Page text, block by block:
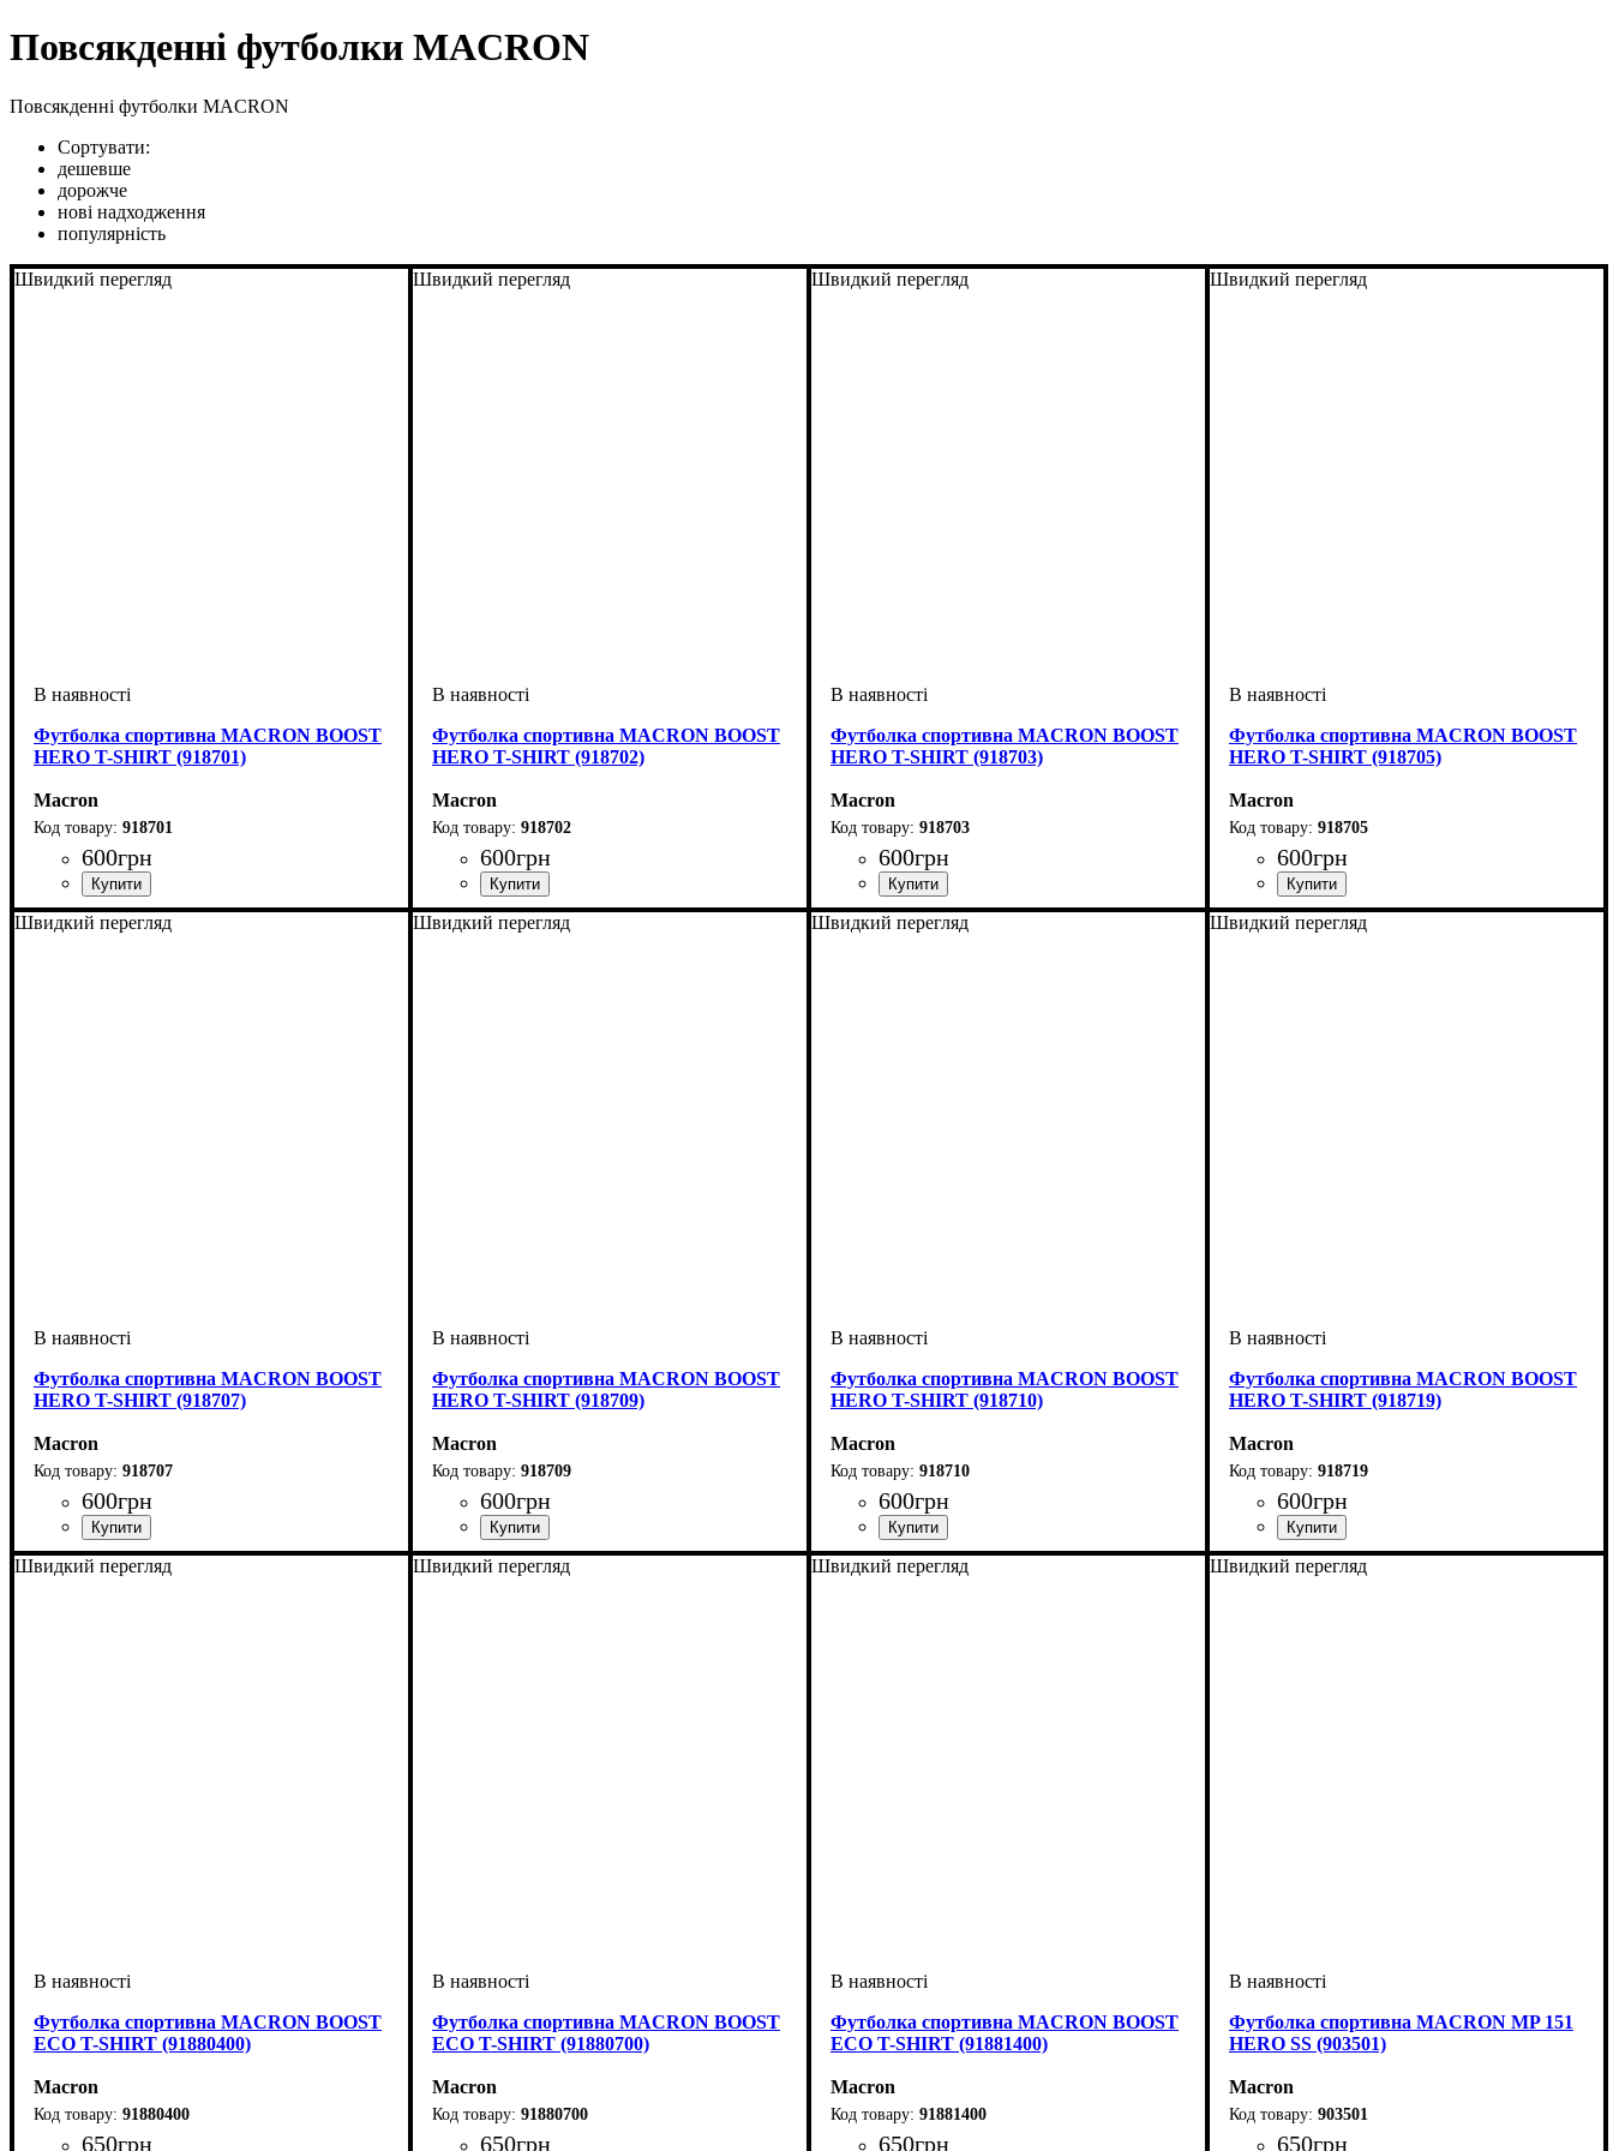
Повсякденні футболки MACRON
Повсякденні футболки MACRON
Сортувати:
дешевше
дорожче
нові надходження
популярність
Швидкий перегляд
Футболка спортивна MACRON BOOST
HERO T-SHIRT (918701)
Macron
918701
600грн
Стать: Дитяче, Унісекс, Чоловічий
Виробник: Macron
Колір: Білий
Швидкий перегляд
Футболка спортивна MACRON BOOST
HERO T-SHIRT (918702)
Macron
918702
600грн
Стать: Дитяче, Унісекс, Чоловічий
Виробник: Macron
Колір: Червоний
Швидкий перегляд
Футболка спортивна MACRON BOOST
HERO T-SHIRT (918703)
Macron
918703
600грн
Стать: Дитяче, Унісекс, Чоловічий
Виробник: Macron
Колір: Синій
Швидкий перегляд
Футболка спортивна MACRON BOOST
HERO T-SHIRT (918705)
Macron
918705
600грн
Стать: Дитяче, Унісекс, Чоловічий
Виробник: Macron
Колір: Жовтий
Швидкий перегляд
Футболка спортивна MACRON BOOST
HERO T-SHIRT (918707)
Macron
918707
600грн
Стать: Дитяче, Унісекс, Чоловічий
Виробник: Macron
Колір: Темно-синій
Швидкий перегляд
Футболка спортивна MACRON BOOST
HERO T-SHIRT (918709)
Macron
918709
600грн
Стать: Дитяче, Унісекс, Чоловічий
Виробник: Macron
Колір: Чорний
Швидкий перегляд
Футболка спортивна MACRON BOOST
HERO T-SHIRT (918710)
Macron
918710
600грн
Стать: Дитяче, Унісекс, Чоловічий
Виробник: Macron
Колір: Блакитний
Швидкий перегляд
Футболка спортивна MACRON BOOST
HERO T-SHIRT (918719)
Macron
918719
600грн
Стать: Дитяче, Унісекс, Чоловічий
Виробник: Macron
Колір: Сірий
Швидкий перегляд
Футболка спортивна MACRON BOOST
ECO T-SHIRT (91880400)
Macron
91880400
650грн
Швидкий перегляд
Футболка спортивна MACRON BOOST
ECO T-SHIRT (91880700)
Macron
91880700
650грн
Швидкий перегляд
Футболка спортивна MACRON BOOST
ECO T-SHIRT (91881400)
Macron
91881400
650грн
Швидкий перегляд
Футболка спортивна MACRON MP 151
HERO SS (903501)
Macron
903501
650грн